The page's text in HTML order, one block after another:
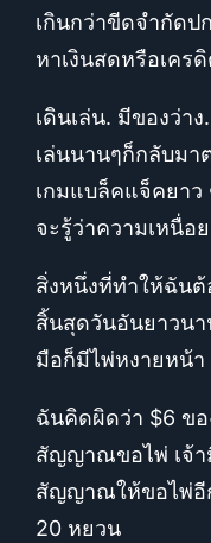
เกินกว่าขีดจำกัด
หาเงินสดหรือเคร
เดินเล่น. มีของว่า
เล่นนานๆก็กลับม
เกมแบล็คแจ็คยาว
จะรู้ว่าความเหนื่อ
สิ่งหนึ่งที่ทำให้ฉัน
สิ้นสุดวันอันยาวนา
มือก็มีไพ่หงายหน้า
ฉันคิดผิดว่า $6 ข
สัญญาณขอไพ่ เจ้า
สัญญาณให้ขอไพ่อี
20 หยวน